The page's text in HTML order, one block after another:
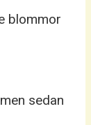
blommor
sedan